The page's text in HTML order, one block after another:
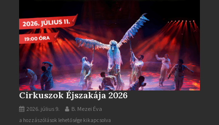
Cirkuszok Éjszakája 2026
2026. július 9. B. Mezei Éva
Cirkuszok
a hozzászólások lehetősége kikapcsolva